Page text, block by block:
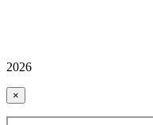
2026
×